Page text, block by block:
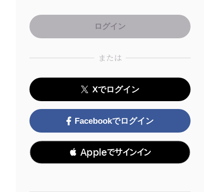
または
Xでログイン
Facebookでログイン
 Appleでサインイン